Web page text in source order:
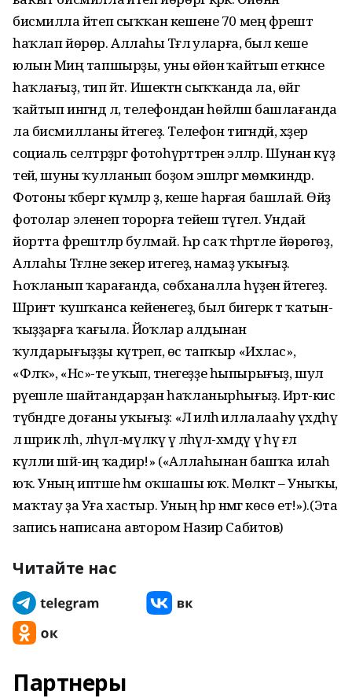
бисмилла әйтеп сыҡҡан кешене 70 мең фәрештә
һаҡлап йөрөр. Аллаһы Тәғәлә уларға, был кеше
юлын Миңә тапшырҙы, уны өйөнә ҡайтып еткәнсе
һаҡлағыҙ, тип әйтә. Ишектән сыҡҡанда ла, өйгә
ҡайтып ингәндә лә, телефондан һөйләшә башлағанда
ла бисмилланы әйтегеҙ. Телефон тигәндәй, хәҙер
социаль селтәрҙәргә фотоһүрәттәрен эләләр. Шунан күҙ
тейә, шуны ҡулланып боҙом эшләргә мөмкиндәр.
Фотоны ҡәбергә күмәләр ҙә, кеше һарғая башлай. Өйҙә
фотолар эленеп торорға тейеш түгел. Ундай
йортта фәрештәләр булмай. Һәр саҡ тәһәрәтле йөрөгөҙ,
Аллаһы Тәғәләне зекер итегеҙ, намаҙ уҡығыҙ.
Һоҡланып ҡарағанда, сөбханалла һүҙен әйтегеҙ.
Шәриғәт ҡушҡанса кейенегеҙ, был бигерәк тә ҡатын-
ҡыҙҙарға ҡағыла. Йоҡлар алдынан
ҡулдарығыҙҙы күтәреп, өс тапҡыр «Ихлас»,
«Фәләҡ», «Нәс»-те уҡып, тәнегеҙҙе һыпырығыҙ, шул
рәүешле шайтандарҙан һаҡланырһығыҙ. Иртә-кис
түбәндәге доғаны уҡығыҙ: «Ләә иләәһә иллалааһу үәхдәһү
ләә шәрикә ләәһ, ләһүл-мүлкү үә ләһүл-хәмдү үә һүә ғәләә
күлли шәй-иң ҡадир!» («Аллаһынан башҡа илаһ
юҡ. Уның иптәше һәм оҡшашы юҡ. Мөлкәт – Уныҡы,
маҡтау ҙа Уға хастыр. Уның һәр нәмәгә көсө етә!»).(Эта
запись написана автором Назир Сабитов)
Читайте нас
Партнеры